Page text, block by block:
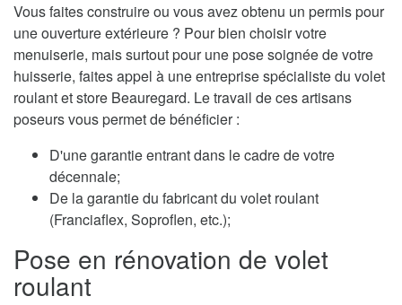
Vous faites construire ou vous avez obtenu un permis pour
une ouverture extérieure ? Pour bien choisir votre
menuiserie, mais surtout pour une pose soignée de votre
huisserie, faites appel à une entreprise spécialiste du volet
roulant et store Beauregard. Le travail de ces artisans
poseurs vous permet de bénéficier :
D'une garantie entrant dans le cadre de votre
décennale;
De la garantie du fabricant du volet roulant
(Franciaflex, Soproflen, etc.);
Pose en rénovation de volet
roulant